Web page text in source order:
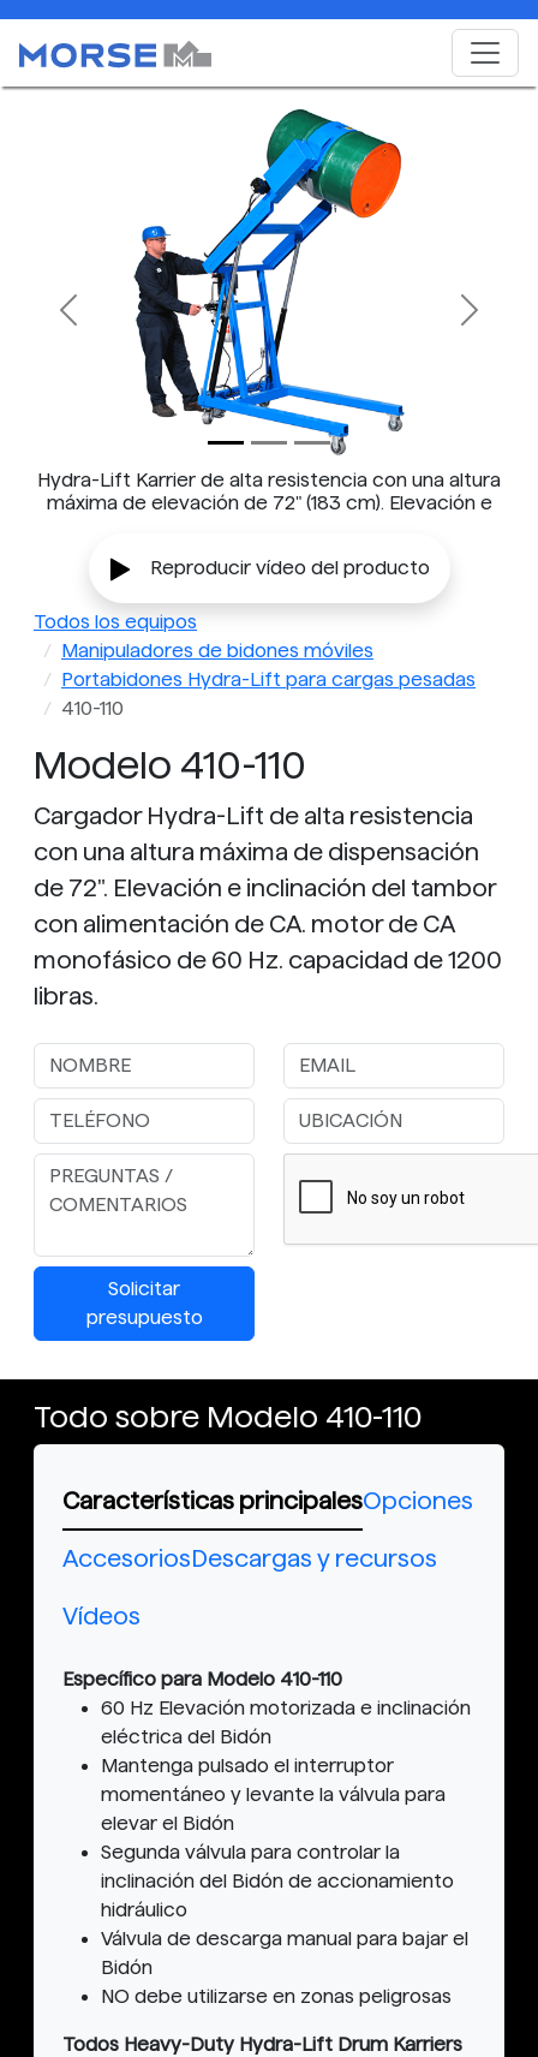
Hydra-Lift Karrier de alta resistencia con una altura
máxima de elevación de 72" (183 cm). Elevación e
Previous Next
Reproducir vídeo del producto
Todos los equipos
Manipuladores de bidones móviles
Portabidones Hydra-Lift para cargas pesadas
410-110
Modelo 410-110
Cargador Hydra-Lift de alta resistencia
con una altura máxima de dispensación
de 72". Elevación e inclinación del tambor
con alimentación de CA. motor de CA
monofásico de 60 Hz. capacidad de 1200
libras.
Solicitar
presupuesto
Todo sobre Modelo 410-110
Características principalesOpciones
AccesoriosDescargas y recursos
Vídeos
Específico para Modelo 410-110
60 Hz Elevación motorizada e inclinación
eléctrica del Bidón
Mantenga pulsado el interruptor
momentáneo y levante la válvula para
elevar el Bidón
Segunda válvula para controlar la
inclinación del Bidón de accionamiento
hidráulico
Válvula de descarga manual para bajar el
Bidón
NO debe utilizarse en zonas peligrosas
Todos Heavy-Duty Hydra-Lift Drum Karriers